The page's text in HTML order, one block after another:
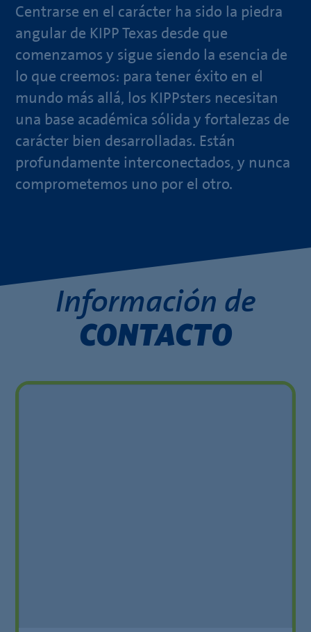
Centrarse en el carácter ha sido la piedra
angular de KIPP Texas desde que
comenzamos y sigue siendo la esencia de
lo que creemos: para tener éxito en el
mundo más allá, los KIPPsters necesitan
una base académica sólida y fortalezas de
carácter bien desarrolladas. Están
profundamente interconectados, y nunca
comprometemos uno por el otro.
Información de
CONTACTO